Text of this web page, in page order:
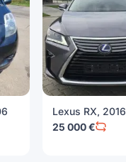
Lexus RX, 2016
25 000 €